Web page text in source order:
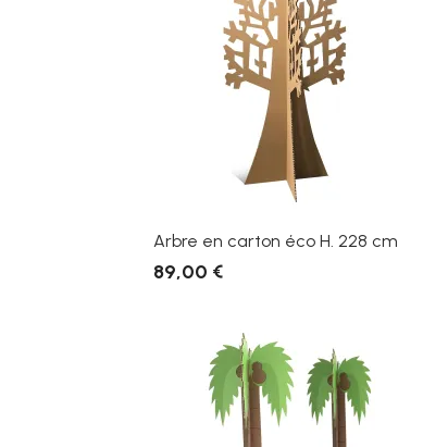
Arbre en carton éco H. 228 cm
89,00 €